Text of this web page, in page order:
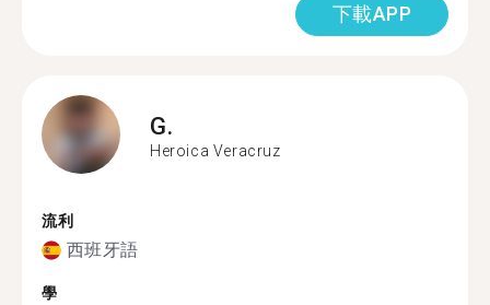
下載APP
G.
Heroica Veracruz
流利
西班牙語
學